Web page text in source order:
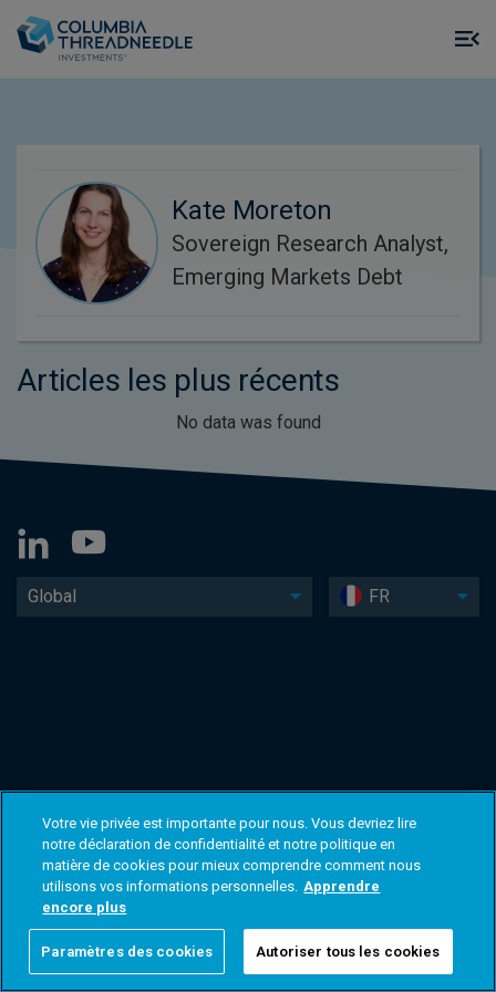
Kate Moreton
Sovereign Research Analyst,
Emerging Markets Debt
Articles les plus récents
No data was found
Global FR
Votre vie privée est importante pour nous. Vous devriez lire
notre déclaration de confidentialité et notre politique en
matière de cookies pour mieux comprendre comment nous
utilisons vos informations personnelles. Apprendre
encore plus
Paramètres des cookies Autoriser tous les cookies